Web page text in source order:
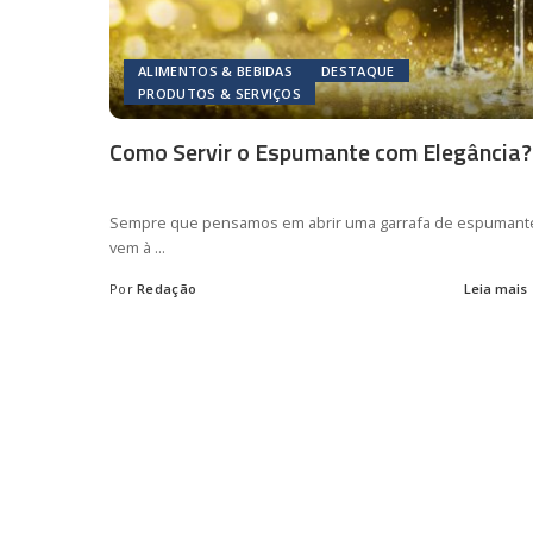
ALIMENTOS & BEBIDAS
DESTAQUE
PRODUTOS & SERVIÇOS
Como Servir o Espumante com Elegância?
Sempre que pensamos em abrir uma garrafa de
vem à ...
Posted
Por Redação Leia mais